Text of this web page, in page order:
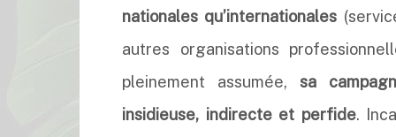
nationales qu’internationales
autres organisations
pleinement assumée, sa
insidieuse, indirecte et perfide.